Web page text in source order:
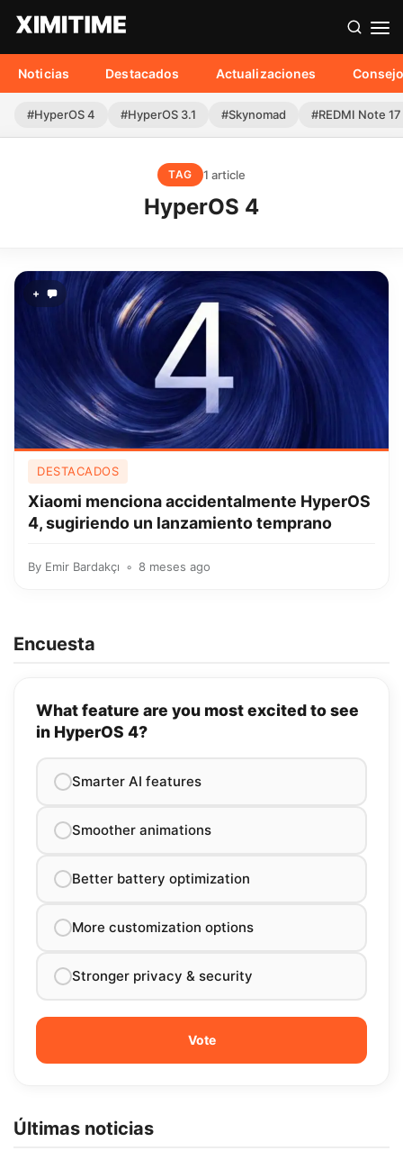
Noticias Destacados Actualizaciones
#HyperOS 4 #HyperOS 3.1 #Skynomad #REDMI Note
TAG 1 article
HyperOS 4
+
DESTACADOS
Xiaomi menciona accidentalmente HyperOS
4, sugiriendo un lanzamiento temprano
By Emir Bardakçı 8 meses ago
Encuesta
What feature are you most excited to see
in HyperOS 4?
Smarter AI features
Smoother animations
Better battery optimization
More customization options
Stronger privacy & security
Últimas noticias